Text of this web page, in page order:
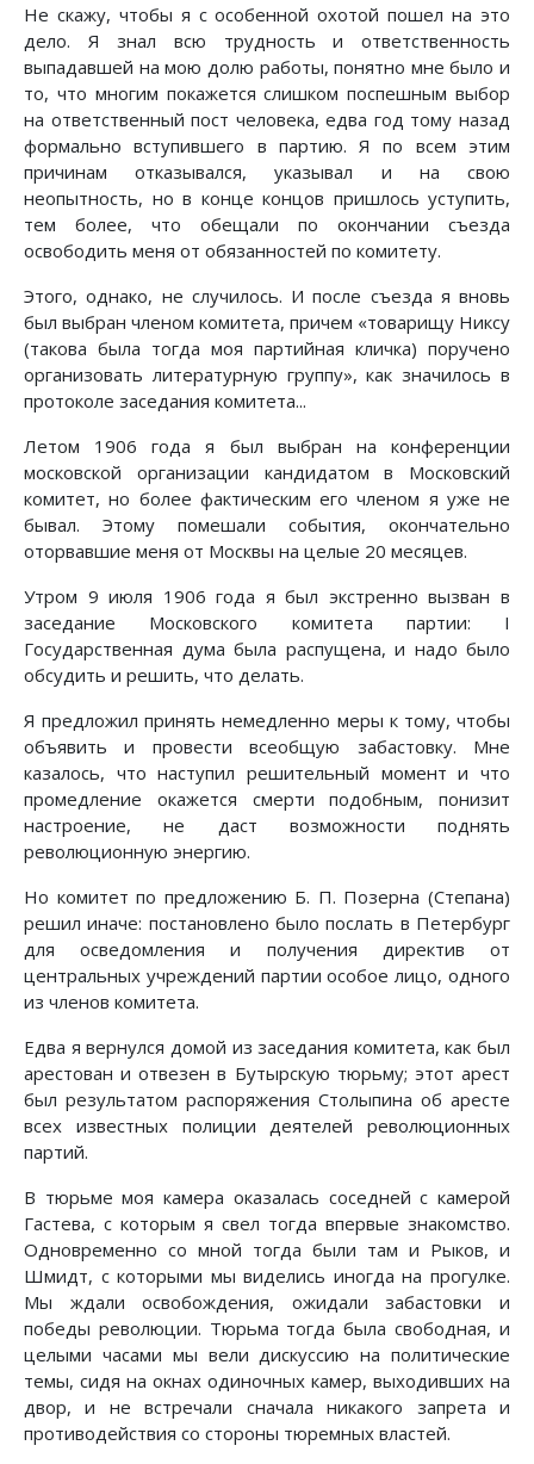
Не скажу, чтобы я с особенной охотой пошел на это
дело. Я знал всю трудность и ответственность
выпадавшей на мою долю работы, понятно мне было и
то, что многим покажется слишком поспешным выбор
на ответственный пост человека, едва год тому назад
формально вступившего в партию. Я по всем этим
причинам отказывался, указывал и на свою
неопытность, но в конце концов пришлось уступить,
тем более, что обещали по окончании съезда
освободить меня от обязанностей по комитету.
Этого, однако, не случилось. И после съезда я вновь
был выбран членом комитета, причем «товарищу Никсу
(такова была тогда моя партийная кличка) поручено
организовать литературную группу», как значилось в
протоколе заседания комитета...
Летом 1906 года я был выбран на конференции
московской организации кандидатом в Московский
комитет, но более фактическим его членом я уже не
бывал. Этому помешали события, окончательно
оторвавшие меня от Москвы на целые 20 месяцев.
Утром 9 июля 1906 года я был экстренно вызван в
заседание Московского комитета партии: I
Государственная дума была распущена, и надо было
обсудить и решить, что делать.
Я предложил принять немедленно меры к тому, чтобы
объявить и провести всеобщую забастовку. Мне
казалось, что наступил решительный момент и что
промедление окажется смерти подобным, понизит
настроение, не даст возможности поднять
революционную энергию.
Но комитет по предложению Б. П. Позерна (Степана)
решил иначе: постановлено было послать в Петербург
для осведомления и получения директив от
центральных учреждений партии особое лицо, одного
из членов комитета.
Едва я вернулся домой из заседания комитета, как был
арестован и отвезен в Бутырскую тюрьму; этот арест
был результатом распоряжения Столыпина об аресте
всех известных полиции деятелей революционных
партий.
В тюрьме моя камера оказалась соседней с камерой
Гастева, с которым я свел тогда впервые знакомство.
Одновременно со мной тогда были там и Рыков, и
Шмидт, с которыми мы виделись иногда на прогулке.
Мы ждали освобождения, ожидали забастовки и
победы революции. Тюрьма тогда была свободная, и
целыми часами мы вели дискуссию на политические
темы, сидя на окнах одиночных камер, выходивших на
двор, и не встречали сначала никакого запрета и
противодействия со стороны тюремных властей.